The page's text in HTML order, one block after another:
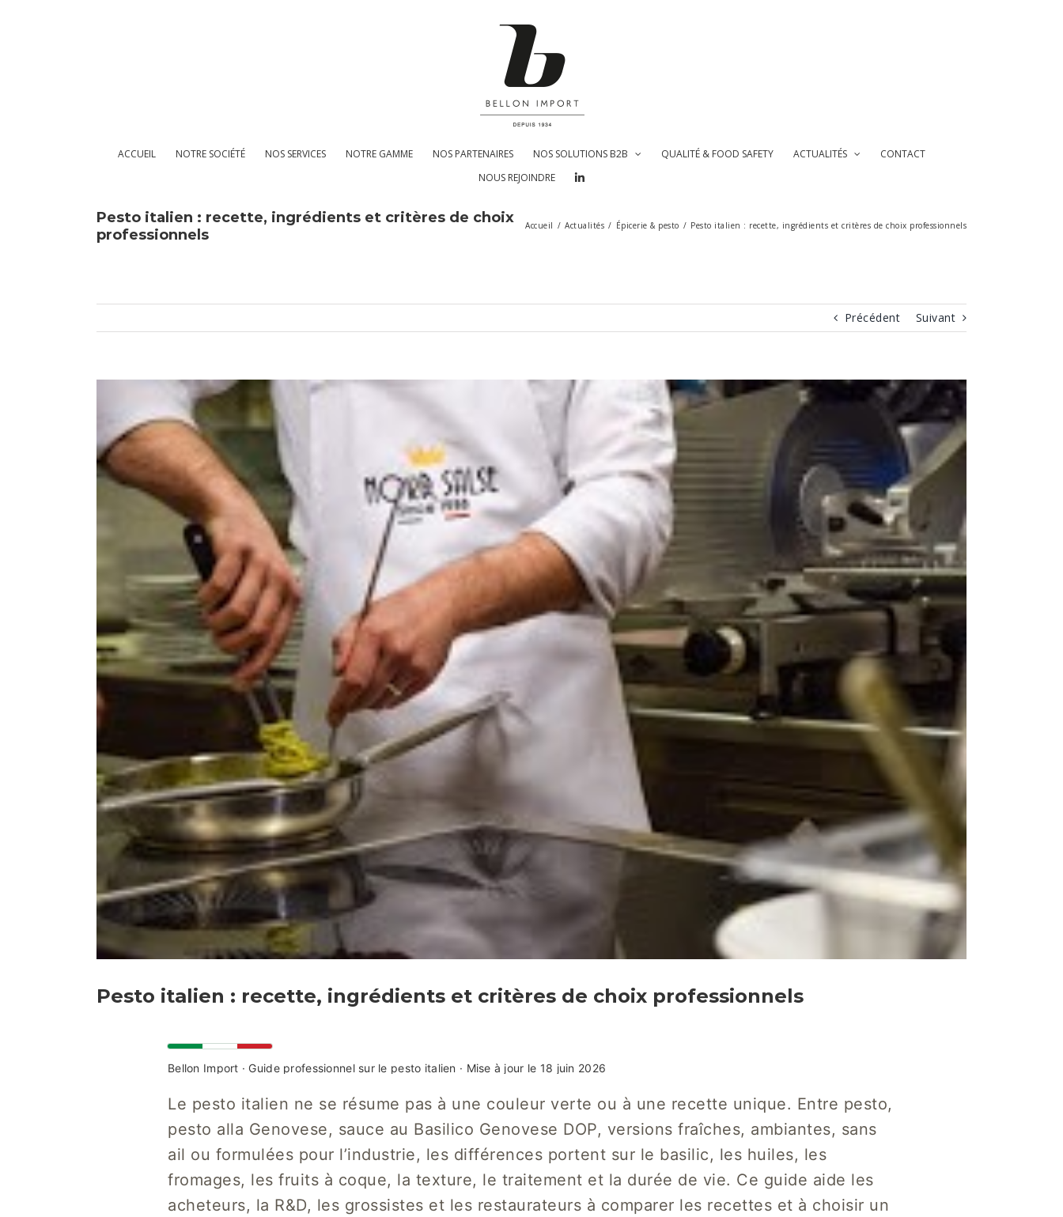
ACCUEIL NOTRE SOCIÉTÉ NOS SERVICES NOTRE GAMME NOS PARTENAIRES NOS SOLUTIONS B2B QUALITÉ & FOOD SAFETY ACTUALITÉS
CONTACT
NOUS REJOINDRE
Pesto italien : recette, ingrédients et critères de choix
professionnels
Accueil / Actualités / Épicerie & pesto / Pesto italien : recette, ingrédients et critères de choix professionnels
Précédent Suivant
agrandie
Pesto italien : recette, ingrédients et critères de choix professionnels
Bellon Import · Guide professionnel sur le pesto italien · Mise à jour le 18 juin 2026
Le pesto italien ne se résume pas à une couleur verte ou à une recette unique. Entre pesto,
pesto alla Genovese, sauce au Basilico Genovese DOP, versions fraîches, ambiantes, sans
ail ou formulées pour l’industrie, les différences portent sur le basilic, les huiles, les
fromages, les fruits à coque, la texture, le traitement et la durée de vie. Ce guide aide les
acheteurs, la R&D, les grossistes et les restaurateurs à comparer les recettes et à choisir un